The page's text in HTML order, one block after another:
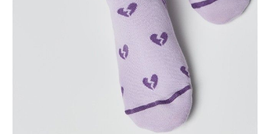
ПОЛУЧИТЬ ПО EMAIL
darmowa od 50 zł
w sklepie Conte (Łodz)
pn.- czw. 8:00 - 16:00, pt. 8:00 - 14:00